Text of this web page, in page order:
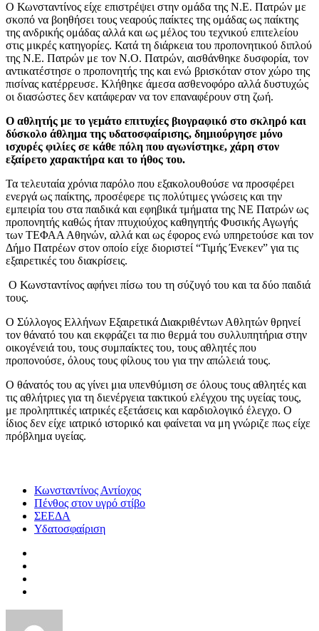
Ο Κωνσταντίνος είχε επιστρέψει στην ομάδα της Ν.Ε. Πατρών με
σκοπό να βοηθήσει τους νεαρούς παίκτες της ομάδας ως παίκτης
της ανδρικής ομάδας αλλά και ως μέλος του τεχνικού επιτελείου
στις μικρές κατηγορίες. Κατά τη διάρκεια του προπονητικού διπλού
της Ν.Ε. Πατρών με τον Ν.Ο. Πατρών, αισθάνθηκε δυσφορία, τον
αντικατέστησε ο προπονητής της και ενώ βρισκόταν στον χώρο της
πισίνας κατέρρευσε. Κλήθηκε άμεσα ασθενοφόρο αλλά δυστυχώς
οι διασώστες δεν κατάφεραν να τον επαναφέρουν στη ζωή.
Ο αθλητής με το γεμάτο επιτυχίες βιογραφικό στο σκληρό και
δύσκολο άθλημα της υδατοσφαίρισης, δημιούργησε μόνο
ισχυρές φιλίες σε κάθε πόλη που αγωνίστηκε, χάρη στον
εξαίρετο χαρακτήρα και το ήθος του.
Τα τελευταία χρόνια παρόλο που εξακολουθούσε να προσφέρει
ενεργά ως παίκτης, προσέφερε τις πολύτιμες γνώσεις και την
εμπειρία του στα παιδικά και εφηβικά τμήματα της ΝΕ Πατρών ως
προπονητής καθώς ήταν πτυχιούχος καθηγητής Φυσικής Αγωγής
των ΤΕΦΑΑ Αθηνών, αλλά και ως έφορος ενώ υπηρετούσε και τον
Δήμο Πατρέων στον οποίο είχε διοριστεί “Τιμής Ένεκεν” για τις
εξαιρετικές του διακρίσεις.
Ο Κωνσταντίνος αφήνει πίσω του τη σύζυγό του και τα δύο παιδιά
τους.
Ο Σύλλογος Ελλήνων Εξαιρετικά Διακριθέντων Αθλητών θρηνεί
τον θάνατό του και εκφράζει τα πιο θερμά του συλλυπητήρια στην
οικογένειά του, τους συμπαίκτες του, τους αθλητές που
προπονούσε, όλους τους φίλους του για την απώλειά τους.
Ο θάνατός του ας γίνει μια υπενθύμιση σε όλους τους αθλητές και
τις αθλήτριες για τη διενέργεια τακτικού ελέγχου της υγείας τους,
με προληπτικές ιατρικές εξετάσεις και καρδιολογικό έλεγχο. Ο
ίδιος δεν είχε ιατρικό ιστορικό και φαίνεται να μη γνώριζε πως είχε
πρόβλημα υγείας.
Κωνσταντίνος Αντίοχος
Πένθος στον υγρό στίβο
ΣΕΕΔΑ
Υδατοσφαίριση